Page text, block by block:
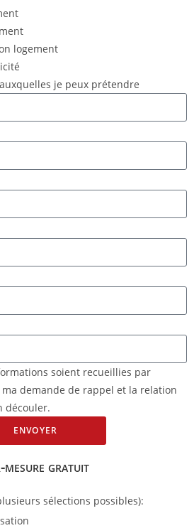
logement
je peux prétendre
soient recueillies par
demande de rappel et la relation
découler.
ENVOYER
mesure gratuit
sélections possibles):